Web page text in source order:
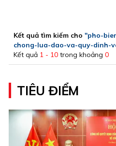
Kết quả tìm kiếm cho "pho-
chong-lua-dao-va-quy-dinh-
Kết quả 1 - 10 trong khoảng 0
TIÊU ĐIỂM